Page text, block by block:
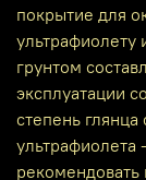
покрытие для
ультрафиолету
грунтом
эксплуатации
степень
ультрафиолета